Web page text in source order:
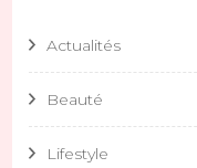
Actualités
Beauté
Lifestyle